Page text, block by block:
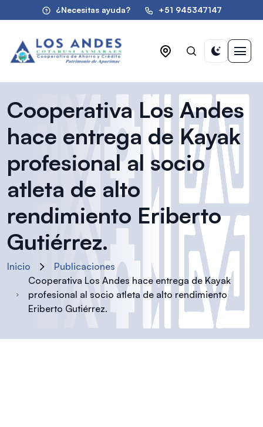
¿Necesitas ayuda? +51 945347147
Cooperativa Los Andes
hace entrega de Kayak
profesional al socio
atleta de alto
rendimiento Eriberto
Gutiérrez.
Inicio
Publicaciones
Cooperativa Los Andes hace entrega de Kayak
profesional al socio atleta de alto rendimiento
Eriberto Gutiérrez.